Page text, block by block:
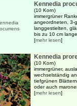
Kennedia
(10 Korn)
immergrüner
angeordneten, 3-
langgestielten,
bis zu 10 cm
[mehr lesen]
Kennedia
(10 Korn)
immergrüner,
wechselständig
tiefgrünen
oder auch
[mehr lesen]